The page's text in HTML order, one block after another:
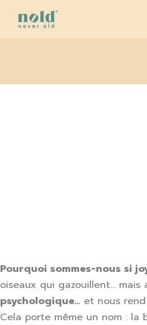
Pourquoi sommes-nous si
oiseaux qui gazouillent…
psychologique… et nous
Cela porte même un nom :